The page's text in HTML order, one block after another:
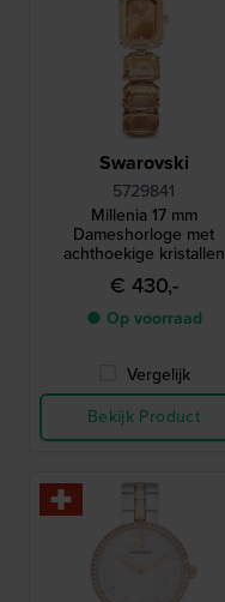
Swarovski
5729841
Millenia 17 mm
Dameshorloge met
achthoekige kristallen
armband
€ 430,-
● Op voorraad
Vergelijk
Bekijk Product